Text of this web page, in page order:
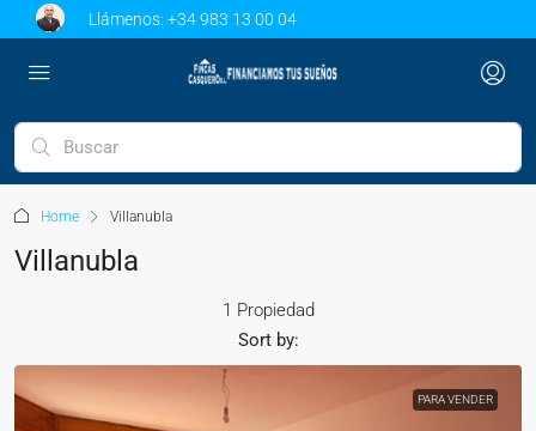
Llámenos: +34 983 13 00 04
Home Villanubla
Villanubla
1 Propiedad
Sort by:
PARA VENDER